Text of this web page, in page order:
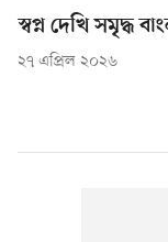
স্বপ্ন দেখি সমৃদ্ধ
২৭ এপ্রিল ২০২৬